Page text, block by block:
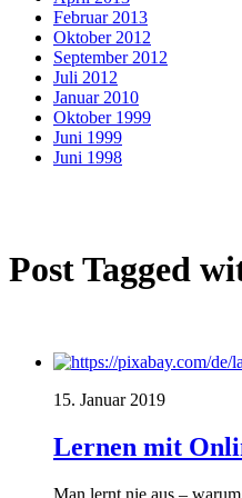
Februar 2013
Oktober 2012
September 2012
Juli 2012
Januar 2010
Oktober 1999
Juni 1999
Juni 1998
Post Tagged
15. Januar 2019
Lernen mit
Man lernt nie aus –